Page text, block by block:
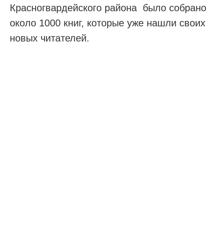
Красногвардейского района было собрано
около 1000 книг, которые уже нашли своих
новых читателей.